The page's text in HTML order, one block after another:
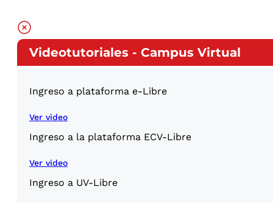
Videotutoriales - Campus Virtual
Ingreso a plataforma e-Libre
Ver video
Ingreso a la plataforma ECV-Libre
Ver video
Ingreso a UV-Libre